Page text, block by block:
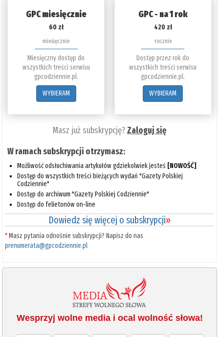
GPC miesięcznie
60 zł
miesięcznie
Miesięczny dostęp do
wszystkich treści serwisu
gpcodziennie.pl.
WYBIERAM
GPC - na 1 rok
420 zł
rocznie
Dostęp przez rok do
wszystkich treści serwisu
gpcodziennie.pl.
WYBIERAM
Masz już subskrypcję?Zaloguj się
W ramach subskrypcji otrzymasz:
Możliwość odsłuchiwania artykułów gdziekolwiek jesteś [NOWOŚĆ]
Dostęp do wszystkich treści bieżących wydań "Gazety Polskiej
Codziennie"
Dostęp do archiwum "Gazety Polskiej Codziennie"
Dostęp do felietonów on-line
Dowiedz się więcej o subskrypcji»
*Masz pytania odnośnie subskrypcji? Napisz do nas
prenumerata@gpcodziennie.pl
Wesprzyj wolne media i ocal wolność słowa!